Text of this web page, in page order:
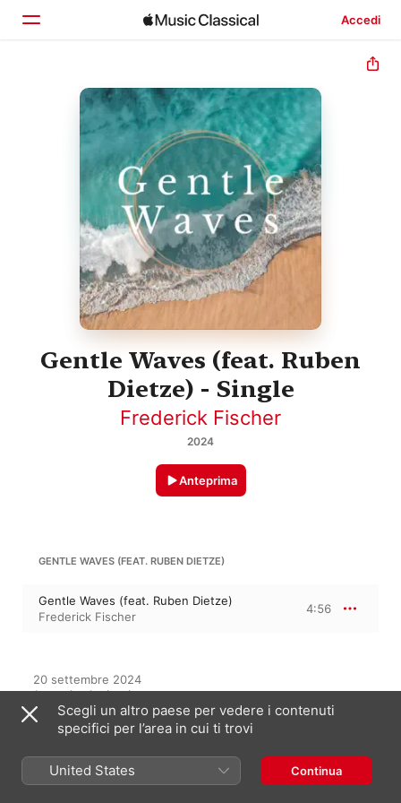
Accedi
Home
Scopri
Gentle Waves (feat. Ruben
Dietze) - Single
Frederick Fischer
2024
Anteprima
GENTLE WAVES (FEAT. RUBEN DIETZE)
Gentle Waves (feat. Ruben Dietze)
Frederick Fischer
4:56
20 settembre 2024
1 traccia, 4 minuti
℗ 2024 Milch Musik
In questo album
Scegli un altro paese per vedere i contenuti
specifici per l’area in cui ti trovi
United States Continua